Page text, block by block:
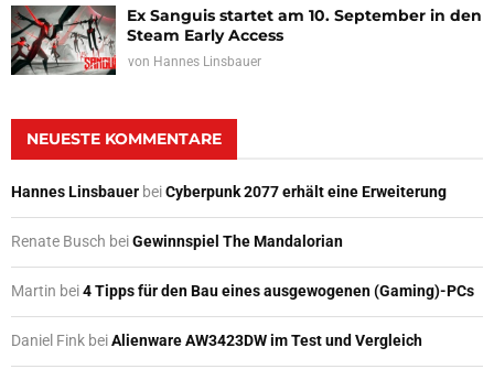
Ex Sanguis startet am 10. September in den
Steam Early Access
von Hannes Linsbauer
NEUESTE KOMMENTARE
Hannes Linsbauer beiCyberpunk 2077 erhält eine Erweiterung
Renate Busch beiGewinnspiel The Mandalorian
Martin bei4 Tipps für den Bau eines ausgewogenen (Gaming)-PCs
Daniel Fink beiAlienware AW3423DW im Test und Vergleich